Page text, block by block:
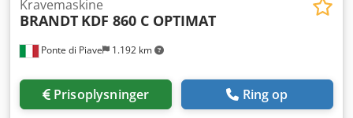
Ponte di Piave 1.192 km
Kravemaskine
BRANDT KDF 860 C OPTIMAT
Prisoplysninger Ring op